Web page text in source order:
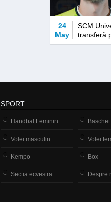
24
May
SCM
transferă
SPORT
Handbal Feminin
Volei masculin Volei
Kempo Box
Sectia ecvestra Despre